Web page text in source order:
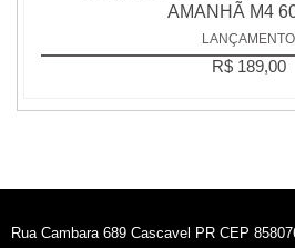
AMANHÃ M4
LANÇAMENTO
R$ 189,00
Rua Cambara 689 Cascavel PR CEP